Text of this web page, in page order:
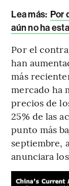
Lea más: Por
aún no ha
Por el
han
más
mercado ha
precios de
25% de las
punto más
septiembre,
anunciara